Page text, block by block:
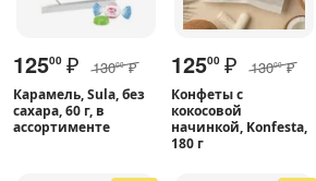
12500 ₽ 13000 ₽
Карамель, Sula, без
сахара, 60 г, в
ассортименте
12500 ₽ 13000 ₽
Конфеты с
кокосовой
начинкой, Konfesta,
180 г